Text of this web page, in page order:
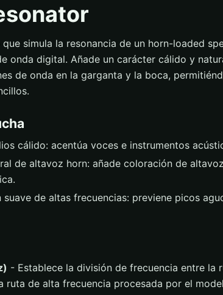
simula la resonancia de un horn-loaded
onda digital. Añade un carácter cálido y
de onda en la garganta y la boca,
cálido: acentúa voces e instrumentos
de altavoz horn: añade coloración de
de altas frecuencias: previene picos
- Establece la división de frecuencia entre la
ruta de alta frecuencia procesada por el